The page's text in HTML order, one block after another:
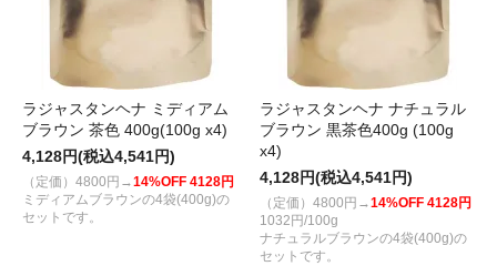
ラジャスタンヘナ ミディアム
ブラウン 茶色 400g(100g x4)
4,128円(税込4,541円)
（定価）4800円→14%OFF 4128円
ミディアムブラウンの4袋(400g)の
セットです。
ラジャスタンヘナ ナチュラル
ブラウン 黒茶色400g (100g
x4)
4,128円(税込4,541円)
（定価）4800円→14%OFF 4128円
1032円/100g
ナチュラルブラウンの4袋(400g)の
セットです。